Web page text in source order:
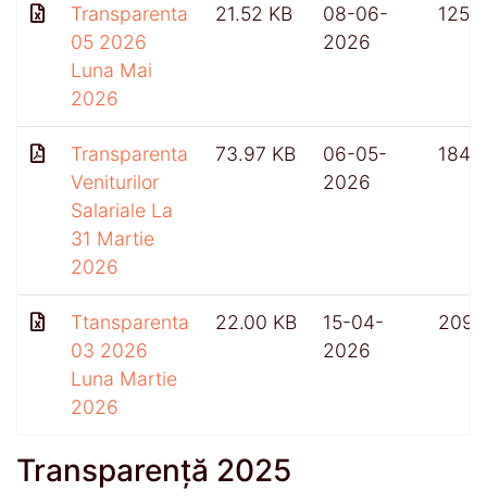
Transparenta
05 2026
Luna Mai
2026
21.52 KB
08-06-
2026
125
Transparenta
Veniturilor
Salariale La
31 Martie
2026
73.97 KB
06-05-
2026
184
Ttansparenta
03 2026
Luna Martie
2026
22.00 KB
15-04-
2026
209
Transparență 2025